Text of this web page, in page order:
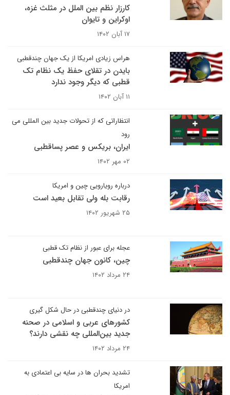
کارزار نظم بین الملل در مثلث غزه،
اوکراین و تایوان
۱۷ آبان ۱۴۰۲
هراس زیادی امریکا از یک جهان چندقطبی
بایدن در تقلای حفظ یک نظام تک
قطبی که دیگر وجود ندارد
۱۱ آبان ۱۴۰۲
انتظاراتی که از تحولات جدید بین المللی می
رود
ایران، بریکس و عصر پساقطبی
۰۲ مهر ۱۴۰۲
درباره رویارویی چین و امریکا
رقابت بله ولی تقابل بعید است
۲۵ شهریور ۱۴۰۲
عجله برای عبور از نظام تک قطبی
چین، کانون جهان چندقطبی
۲۴ مرداد ۱۴۰۲
در دنیای چندقطبی در حال شکل گیری
کشورهای عربی و اسلامی در صحنه
جدید بین‌المللی چه نقشی دارند؟
۲۴ مرداد ۱۴۰۲
تشدید بحران ها در سایه بی اعتمادی به
امریکا